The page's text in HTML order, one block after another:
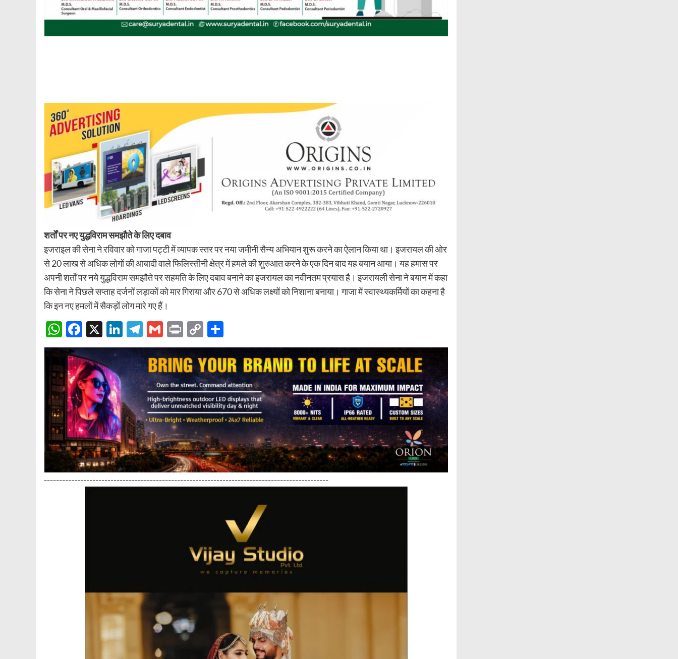
शर्तों पर नए युद्धविराम समझौते के लिए दबाव
इजराइल की सेना ने रविवार को गाजा पट्टी में व्यापक स्तर पर नया जमीनी सैन्य अभियान शुरू करने का ऐलान किया था। इजरायल की ओर
से 20 लाख से अधिक लोगों की आबादी वाले फिलिस्तीनी क्षेत्र में हमले की शुरुआत करने के एक दिन बाद यह बयान आया। यह हमास पर
अपनी शर्तों पर नये युद्धविराम समझौते पर सहमति के लिए दबाव बनाने का इजरायल का नवीनतम प्रयास है। इजरायली सेना ने बयान में कहा
कि सेना ने पिछले सप्ताह दर्जनों लड़ाकों को मार गिराया और 670 से अधिक लक्ष्यों को निशाना बनाया। गाजा में स्वास्थ्यकर्मियों का कहना है
कि इन नए हमलों में सैकड़ों लोग मारे गए हैं।
WhatsApp
Facebook
X LinkedIn
Telegram
GmailPrintCopy
Link
----------------------------------------------------------------------------------------------